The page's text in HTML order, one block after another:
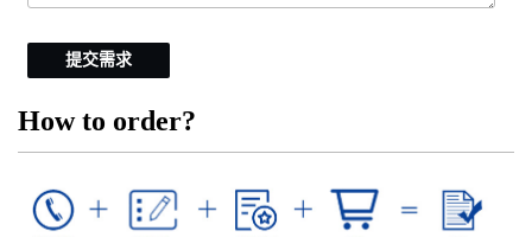
提交需求
How to order?